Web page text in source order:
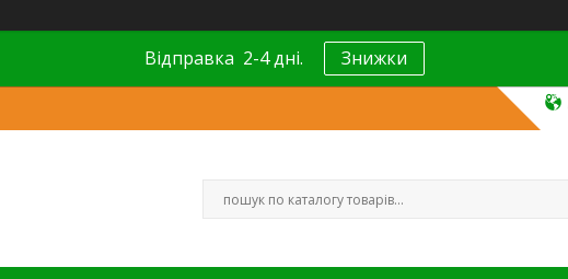
Відправка 2-4 дні. Знижки